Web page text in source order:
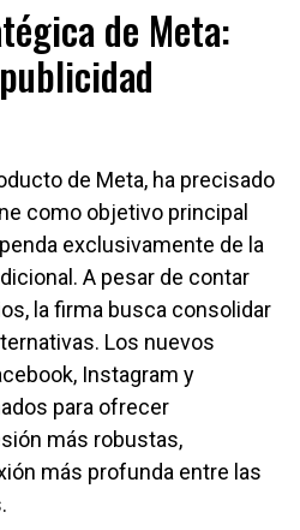
de Meta:
de Meta, ha precisado
como objetivo principal
exclusivamente de la
A pesar de contar
la firma busca consolidar
Los nuevos
Instagram y
para ofrecer
más robustas,
más profunda entre las